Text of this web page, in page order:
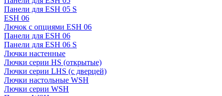
Панели для ESH 05 S
ESH 06
Лючок с опциями ESH 06
Панели для ESH 06
Панели для ESH 06 S
Лючки настенные
Лючки серии HS (открытые)
Лючки серии LHS (с дверцей)
Лючки настольные WSH
Лючки серии WSH